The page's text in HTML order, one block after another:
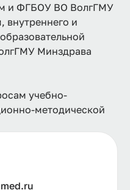
и ФГБОУ ВО ВолгГМУ
внутреннего и
Минздрава
учебно-
методической